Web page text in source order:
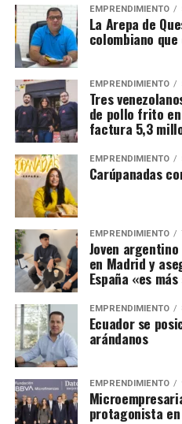
EMPRENDIMIENTO
La Arepa de
colombiano
EMPRENDIMIENTO
Tres
de pollo frito
factura 5,3
EMPRENDIMIENTO
Carúpanadas
EMPRENDIMIENTO
Joven
en Madrid y
España «es
EMPRENDIMIENTO
Ecuador se
arándanos
EMPRENDIMIENTO
protagonista en